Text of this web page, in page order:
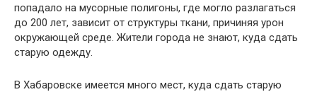
попадало на мусорные полигоны, где могло разлагаться
до 200 лет, зависит от структуры ткани, причиняя урон
окружающей среде. Жители города не знают, куда сдать
старую одежду.
В Хабаровске имеется много мест, куда сдать старую